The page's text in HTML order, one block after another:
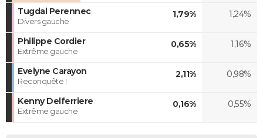
Tugdal Perennec
Divers gauche
1,79% 1,24%
Philippe Cordier
Extrême gauche
0,65% 1,16%
Evelyne Carayon
Reconquête !
2,11% 0,98%
Kenny Delferriere
Extrême gauche
0,16% 0,55%